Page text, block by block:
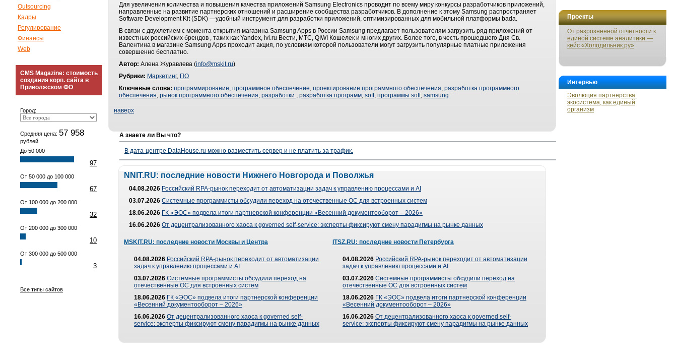
Outsourcing
Кадры
Регулирование
Финансы
Web
CMS Magazine: стоимость
создания корп. сайта в
Приволжском ФО
Город:
Средняя цена: 57 958
рублей
До 50 000
97
От 50 000 до 100 000
67
От 100 000 до 200 000
32
От 200 000 до 300 000
10
От 300 000 до 500 000
3
Все типы сайтов
Проекты
От разрозненной отчетности к
единой системе аналитики —
кейс «Холодильник.ру»
Интервью
Эволюция партнерства:
экосистема, как единый
организм
Для увеличения количества и повышения качества приложений Samsung Electronics проводит по всему миру конкурсы разработчиков приложений,
направленные на развитие партнерских отношений и расширение сообщества разработчиков. В дополнение к этому Samsung распространяет
Software Development Kit (SDK) —удобный инструмент для разработки приложений, оптимизированных для мобильной платформы bada.
В связи с двухлетием с момента открытия магазина Samsung Apps в России Samsung предлагает пользователям загрузить ряд приложений от
известных российских брендов , таких как Yandex, ivi.ru Вести, МТС, QIWI Кошелек и многих других. Более того, в честь прошедшего Дня Св.
Валентина в магазине Samsung Apps проходит акция, по условиям которой пользователи могут загрузить популярные платные приложения
совершенно бесплатно.
Автор: Алена Журавлева (info@mskit.ru)
Рубрики: Маркетинг, ПО
Ключевые слова: программирование, программное обеспечение, проектирование программного обеспечения, разработка программного
обеспечения, рынок программного обеспечения, разработки , разработка программ, soft, программы soft, samsung
наверх
А знаете ли Вы что?
В дата-центре DataHouse.ru можно разместить сервер и не платить за трафик.
NNIT.RU: последние новости Нижнего Новгорода и Поволжья
04.08.2026 Российский RPA-рынок переходит от автоматизации задач к управлению процессами и AI
03.07.2026 Системные программисты обсудили переход на отечественные ОС для встроенных систем
18.06.2026 ГК «ЭОС» подвела итоги партнерской конференции «Весенний документооборот – 2026»
16.06.2026 От децентрализованного хаоса к governed self-service: эксперты фиксируют смену парадигмы на рынке данных
MSKIT.RU: последние новости Москвы и Центра
04.08.2026 Российский RPA-рынок переходит от автоматизации
задач к управлению процессами и AI
03.07.2026 Системные программисты обсудили переход на
отечественные ОС для встроенных систем
18.06.2026 ГК «ЭОС» подвела итоги партнерской конференции
«Весенний документооборот – 2026»
16.06.2026 От децентрализованного хаоса к governed self-
service: эксперты фиксируют смену парадигмы на рынке данных
ITSZ.RU: последние новости Петербурга
04.08.2026 Российский RPA-рынок переходит от автоматизации
задач к управлению процессами и AI
03.07.2026 Системные программисты обсудили переход на
отечественные ОС для встроенных систем
18.06.2026 ГК «ЭОС» подвела итоги партнерской конференции
«Весенний документооборот – 2026»
16.06.2026 От децентрализованного хаоса к governed self-
service: эксперты фиксируют смену парадигмы на рынке данных